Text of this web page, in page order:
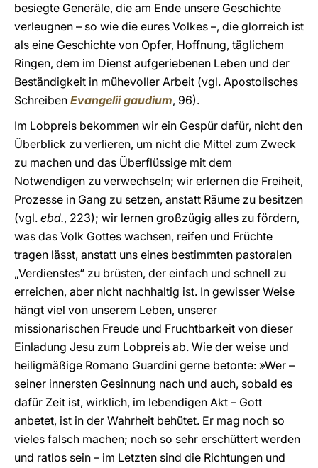
besiegte Generäle, die am Ende unsere Geschichte
verleugnen – so wie die eures Volkes –, die glorreich ist
als eine Geschichte von Opfer, Hoffnung, täglichem
Ringen, dem im Dienst aufgeriebenen Leben und der
Beständigkeit in mühevoller Arbeit (vgl. Apostolisches
Schreiben Evangelii gaudium, 96).
Im Lobpreis bekommen wir ein Gespür dafür, nicht den
Überblick zu verlieren, um nicht die Mittel zum Zweck
zu machen und das Überflüssige mit dem
Notwendigen zu verwechseln; wir erlernen die Freiheit,
Prozesse in Gang zu setzen, anstatt Räume zu besitzen
(vgl. ebd., 223); wir lernen großzügig alles zu fördern,
was das Volk Gottes wachsen, reifen und Früchte
tragen lässt, anstatt uns eines bestimmten pastoralen
„Verdienstes“ zu brüsten, der einfach und schnell zu
erreichen, aber nicht nachhaltig ist. In gewisser Weise
hängt viel von unserem Leben, unserer
missionarischen Freude und Fruchtbarkeit von dieser
Einladung Jesu zum Lobpreis ab. Wie der weise und
heiligmäßige Romano Guardini gerne betonte: »Wer –
seiner innersten Gesinnung nach und auch, sobald es
dafür Zeit ist, wirklich, im lebendigen Akt – Gott
anbetet, ist in der Wahrheit behütet. Er mag noch so
vieles falsch machen; noch so sehr erschüttert werden
und ratlos sein – im Letzten sind die Richtungen und